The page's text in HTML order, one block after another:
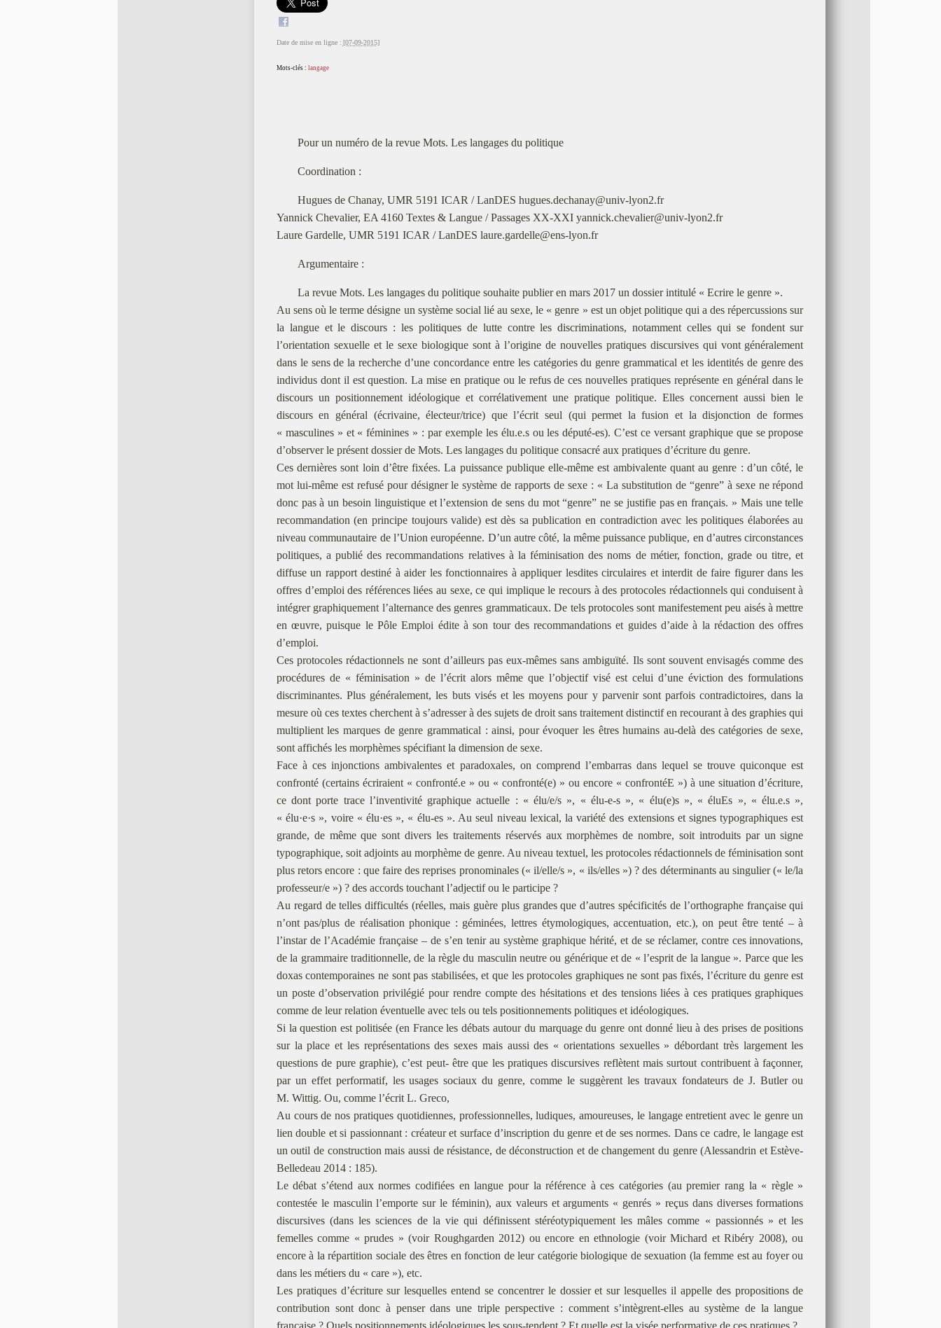
Date de mise en ligne : [07-09-2015]
Mots-clés : langage
Pour un numéro de la revue Mots. Les langages du politique
Coordination :
Hugues de Chanay, UMR 5191 ICAR / LanDES hugues.dechanay@univ-lyon2.fr
Yannick Chevalier, EA 4160 Textes & Langue / Passages XX-XXI yannick.chevalier@univ-lyon2.fr
Laure Gardelle, UMR 5191 ICAR / LanDES laure.gardelle@ens-lyon.fr
Argumentaire :
La revue Mots. Les langages du politique souhaite publier en mars 2017 un dossier intitulé « Ecrire le genre ».
Au sens où le terme désigne un système social lié au sexe, le « genre » est un objet politique qui a des répercussions sur
la langue et le discours : les politiques de lutte contre les discriminations, notamment celles qui se fondent sur
l’orientation sexuelle et le sexe biologique sont à l’origine de nouvelles pratiques discursives qui vont généralement
dans le sens de la recherche d’une concordance entre les catégories du genre grammatical et les identités de genre des
individus dont il est question. La mise en pratique ou le refus de ces nouvelles pratiques représente en général dans le
discours un positionnement idéologique et corrélativement une pratique politique. Elles concernent aussi bien le
discours en général (écrivaine, électeur/trice) que l’écrit seul (qui permet la fusion et la disjonction de formes
« masculines » et « féminines » : par exemple les élu.e.s ou les député-es). C’est ce versant graphique que se propose
d’observer le présent dossier de Mots. Les langages du politique consacré aux pratiques d’écriture du genre.
Ces dernières sont loin d’être fixées. La puissance publique elle-même est ambivalente quant au genre : d’un côté, le
mot lui-même est refusé pour désigner le système de rapports de sexe : « La substitution de “genre” à sexe ne répond
donc pas à un besoin linguistique et l’extension de sens du mot “genre” ne se justifie pas en français. » Mais une telle
recommandation (en principe toujours valide) est dès sa publication en contradiction avec les politiques élaborées au
niveau communautaire de l’Union européenne. D’un autre côté, la même puissance publique, en d’autres circonstances
politiques, a publié des recommandations relatives à la féminisation des noms de métier, fonction, grade ou titre, et
diffuse un rapport destiné à aider les fonctionnaires à appliquer lesdites circulaires et interdit de faire figurer dans les
offres d’emploi des références liées au sexe, ce qui implique le recours à des protocoles rédactionnels qui conduisent à
intégrer graphiquement l’alternance des genres grammaticaux. De tels protocoles sont manifestement peu aisés à mettre
en œuvre, puisque le Pôle Emploi édite à son tour des recommandations et guides d’aide à la rédaction des offres
d’emploi.
Ces protocoles rédactionnels ne sont d’ailleurs pas eux-mêmes sans ambiguïté. Ils sont souvent envisagés comme des
procédures de « féminisation » de l’écrit alors même que l’objectif visé est celui d’une éviction des formulations
discriminantes. Plus généralement, les buts visés et les moyens pour y parvenir sont parfois contradictoires, dans la
mesure où ces textes cherchent à s’adresser à des sujets de droit sans traitement distinctif en recourant à des graphies qui
multiplient les marques de genre grammatical : ainsi, pour évoquer les êtres humains au-delà des catégories de sexe,
sont affichés les morphèmes spécifiant la dimension de sexe.
Face à ces injonctions ambivalentes et paradoxales, on comprend l’embarras dans lequel se trouve quiconque est
confronté (certains écriraient « confronté.e » ou « confronté(e) » ou encore « confrontéE ») à une situation d’écriture,
ce dont porte trace l’inventivité graphique actuelle : « élu/e/s », « élu-e-s », « élu(e)s », « éluEs », « élu.e.s »,
« élu·e·s », voire « élu·es », « élu-es ». Au seul niveau lexical, la variété des extensions et signes typographiques est
grande, de même que sont divers les traitements réservés aux morphèmes de nombre, soit introduits par un signe
typographique, soit adjoints au morphème de genre. Au niveau textuel, les protocoles rédactionnels de féminisation sont
plus retors encore : que faire des reprises pronominales (« il/elle/s », « ils/elles ») ? des déterminants au singulier (« le/la
professeur/e ») ? des accords touchant l’adjectif ou le participe ?
Au regard de telles difficultés (réelles, mais guère plus grandes que d’autres spécificités de l’orthographe française qui
n’ont pas/plus de réalisation phonique : géminées, lettres étymologiques, accentuation, etc.), on peut être tenté – à
l’instar de l’Académie française – de s’en tenir au système graphique hérité, et de se réclamer, contre ces innovations,
de la grammaire traditionnelle, de la règle du masculin neutre ou générique et de « l’esprit de la langue ». Parce que les
doxas contemporaines ne sont pas stabilisées, et que les protocoles graphiques ne sont pas fixés, l’écriture du genre est
un poste d’observation privilégié pour rendre compte des hésitations et des tensions liées à ces pratiques graphiques
comme de leur relation éventuelle avec tels ou tels positionnements politiques et idéologiques.
Si la question est politisée (en France les débats autour du marquage du genre ont donné lieu à des prises de positions
sur la place et les représentations des sexes mais aussi des « orientations sexuelles » débordant très largement les
questions de pure graphie), c’est peut- être que les pratiques discursives reflètent mais surtout contribuent à façonner,
par un effet performatif, les usages sociaux du genre, comme le suggèrent les travaux fondateurs de J. Butler ou
M. Wittig. Ou, comme l’écrit L. Greco,
Au cours de nos pratiques quotidiennes, professionnelles, ludiques, amoureuses, le langage entretient avec le genre un
lien double et si passionnant : créateur et surface d’inscription du genre et de ses normes. Dans ce cadre, le langage est
un outil de construction mais aussi de résistance, de déconstruction et de changement du genre (Alessandrin et Estève-
Belledeau 2014 : 185).
Le débat s’étend aux normes codifiées en langue pour la référence à ces catégories (au premier rang la « règle »
contestée le masculin l’emporte sur le féminin), aux valeurs et arguments « genrés » reçus dans diverses formations
discursives (dans les sciences de la vie qui définissent stéréotypiquement les mâles comme « passionnés » et les
femelles comme « prudes » (voir Roughgarden 2012) ou encore en ethnologie (voir Michard et Ribéry 2008), ou
encore à la répartition sociale des êtres en fonction de leur catégorie biologique de sexuation (la femme est au foyer ou
dans les métiers du « care »), etc.
Les pratiques d’écriture sur lesquelles entend se concentrer le dossier et sur lesquelles il appelle des propositions de
contribution sont donc à penser dans une triple perspective : comment s’intègrent-elles au système de la langue
française ? Quels positionnements idéologiques les sous-tendent ? Et quelle est la visée performative de ces pratiques ?